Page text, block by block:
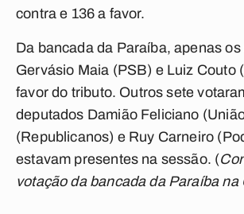
contra e 136 a favor.
Da bancada da Paraíba, apenas
Gervásio Maia (PSB) e Luiz Couto
favor do tributo. Outros sete
deputados Damião Feliciano
(Republicanos) e Ruy Carneiro
estavam presentes na sessão. (
votação da bancada da Paraíba na